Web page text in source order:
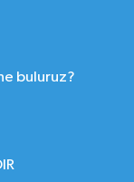
buluruz?